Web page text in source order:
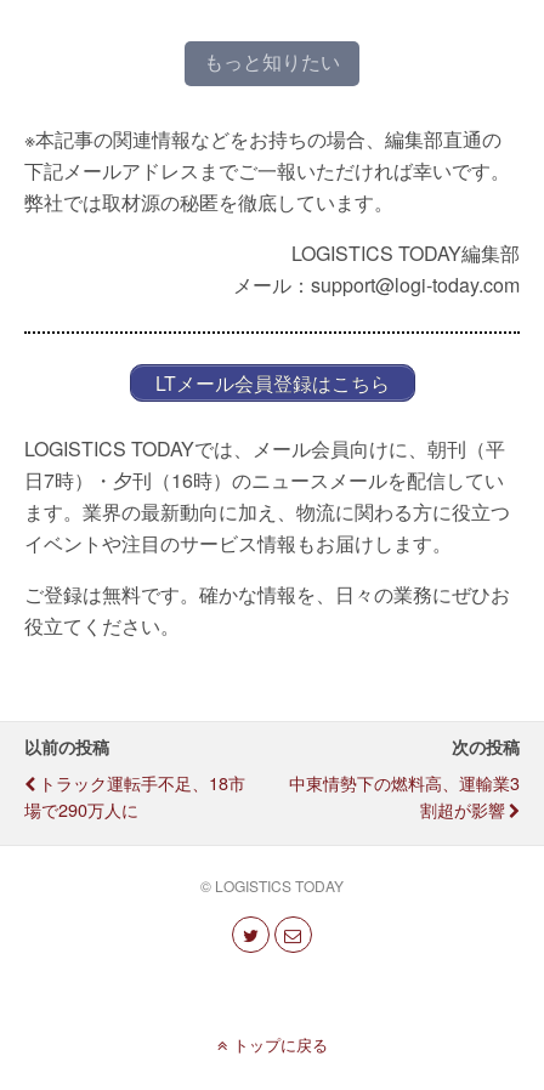
もっと知りたい
※本記事の関連情報などをお持ちの場合、編集部直通の
下記メールアドレスまでご一報いただければ幸いです。
弊社では取材源の秘匿を徹底しています。
LOGISTICS TODAY編集部
メール：support@logi-today.com
LTメール会員登録はこちら
LOGISTICS TODAYでは、メール会員向けに、朝刊（平
日7時）・夕刊（16時）のニュースメールを配信してい
ます。業界の最新動向に加え、物流に関わる方に役立つ
イベントや注目のサービス情報もお届けします。
ご登録は無料です。確かな情報を、日々の業務にぜひお
役立てください。
以前の投稿
トラック運転手不足、18市
場で290万人に
次の投稿
中東情勢下の燃料高、運輸業3
割超が影響
© LOGISTICS TODAY
トップに戻る